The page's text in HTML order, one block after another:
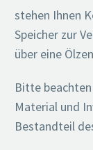
stehen Ihnen
Speicher zur
über eine
Bitte
Material und
Bestandteil